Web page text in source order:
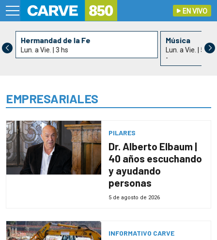
EN VIVO
Hermandad de la Fe
Lun. a Vie. | 3 hs
Música
Lun. a Vie. | 5 hs
-
EMPRESARIALES
PILARES
Dr. Alberto Elbaum |
40 años escuchando
y ayudando
personas
5 de agosto de 2026
INFORMATIVO CARVE